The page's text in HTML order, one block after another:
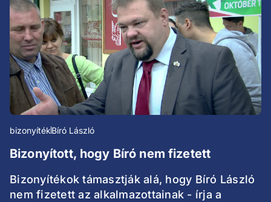
bizonyítékBíró László
Bizonyított, hogy Bíró nem fizetett
Bizonyítékok támasztják alá, hogy Bíró László
nem fizetett az alkalmazottainak - írja a